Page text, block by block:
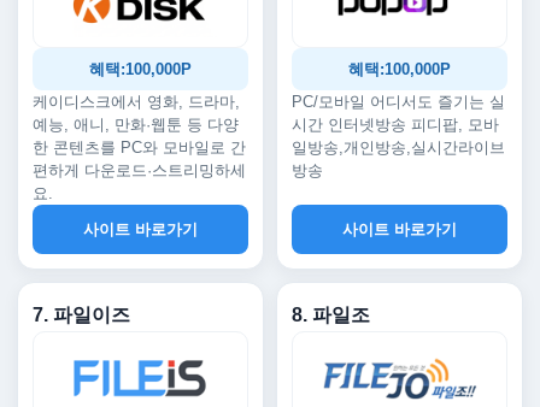
혜택:100,000P
케이디스크에서 영화, 드라마,
예능, 애니, 만화·웹툰 등 다양
한 콘텐츠를 PC와 모바일로 간
편하게 다운로드·스트리밍하세
요.
사이트 바로가기
혜택:100,000P
PC/모바일 어디서도 즐기는 실
시간 인터넷방송 피디팝, 모바
일방송,개인방송,실시간라이브
방송
사이트 바로가기
7. 파일이즈 8. 파일조